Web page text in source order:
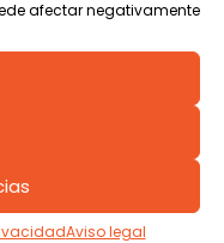
afectar negativamente
Aviso legal
Logística